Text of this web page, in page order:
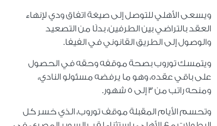
ويسعى الأهلي للتوصل إلى صيغة اتفاق ودي لإنهاء
العقد بالتراضي بين الطرفين، بدلًا من التصعيد
والوصول إلى الطريق القانوني في الفيفا.
ويتمسك توروب بصحة موقفه وحقه في الحصول
على باقي عقده، وهو ما يرفضه مسئولو النادي،
ومنحه راتب من 3 إلى 5 شهور.
وتحسم الأيام المقبلة موقف توروب، الذي خسر كل